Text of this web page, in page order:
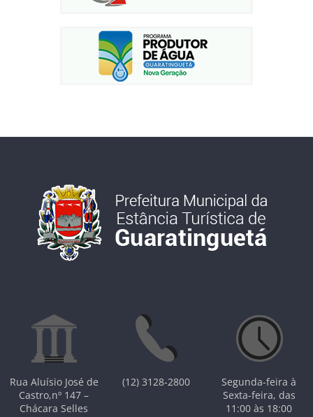
Rua Aluísio José de
Castro,nº 147 –
Chácara Selles
(12) 3128-2800
Segunda-feira à
Sexta-feira, das
11:00 às 18:00